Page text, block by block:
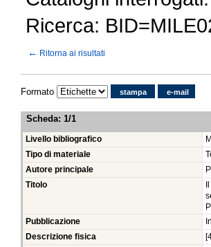
Ricerca:
← Ritorna ai risultati
Formato stampa e-mail
Scheda: 1/1
Livello bibliografico
Tipo di materiale
Autore principale
Titolo
Pubblicazione
Descrizione fisica